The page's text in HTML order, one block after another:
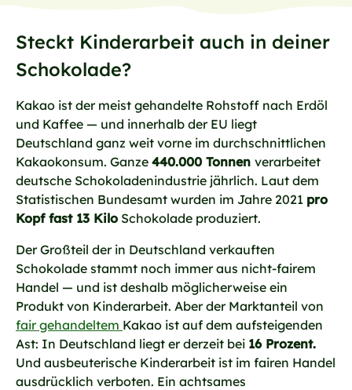
Steckt Kinderarbeit auch in deiner
Schokolade?
Kakao ist der meist gehandelte Rohstoff nach Erdöl
und Kaffee — und innerhalb der EU liegt
Deutschland ganz weit vorne im durchschnittlichen
Kakaokonsum. Ganze 440.000 Tonnen verarbeitet
deutsche Schokoladenindustrie jährlich. Laut dem
Statistischen Bundesamt wurden im Jahre 2021 pro
Kopf fast 13 Kilo Schokolade produziert.
Der Großteil der in Deutschland verkauften
Schokolade stammt noch immer aus nicht-fairem
Handel — und ist deshalb möglicherweise ein
Produkt von Kinderarbeit. Aber der Marktanteil von
fair gehandeltem Kakao ist auf dem aufsteigenden
Ast: In Deutschland liegt er derzeit bei 16 Prozent.
Und ausbeuterische Kinderarbeit ist im fairen Handel
ausdrücklich verboten. Ein achtsames